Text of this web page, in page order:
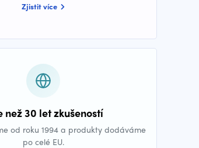
Zjistit více
než 30 let zkušeností
od roku 1994 a produkty dodáváme
po celé EU.